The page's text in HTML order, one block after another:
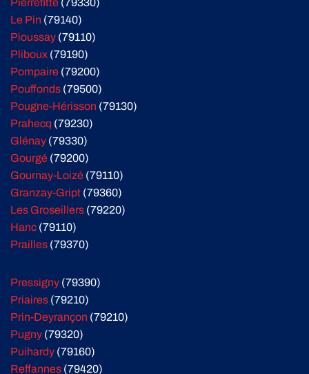
Pierrefitte (79330)
Le Pin (79140)
Pioussay (79110)
Pliboux (79190)
Pompaire (79200)
Pouffonds (79500)
Pougne-Hérisson (79130)
Prahecq (79230)
Glénay (79330)
Gourgé (79200)
Gournay-Loizé (79110)
Granzay-Gript (79360)
Les Groseillers (79220)
Hanc (79110)
Prailles (79370)
Pressigny (79390)
Priaires (79210)
Prin-Deyrançon (79210)
Pugny (79320)
Puihardy (79160)
Reffannes (79420)